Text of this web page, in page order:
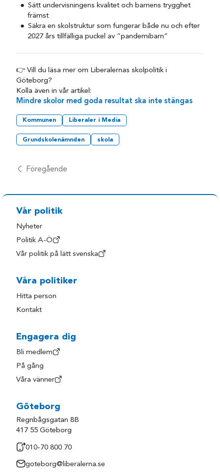
Sätt undervisningens kvalitet och barnens trygghet
främst
Säkra en skolstruktur som fungerar både nu och efter
2027 års tillfälliga puckel av ”pandemibarn”
👉 Vill du läsa mer om Liberalernas skolpolitik i
Göteborg?
Kolla även in vår artikel:
Mindre skolor med goda resultat ska inte stängas
Kommunen Liberaler i Media
Grundskolenämnden skola
Föregående
Vår politik
Nyheter
Politik A-Ö
Vår politik på lätt svenska
Våra politiker
Hitta person
Kontakt
Engagera dig
Bli medlem
På gång
Våra vänner
Göteborg
Regnbågsgatan 8B
417 55 Göteborg
010-70 800 70
goteborg@liberalerna.se